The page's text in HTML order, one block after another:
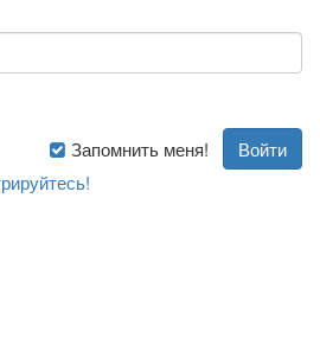
Запомнить меня!